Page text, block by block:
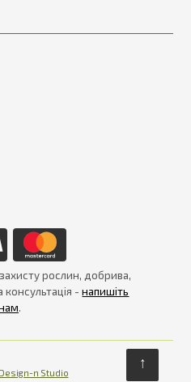
рослин, добрива,
консультація -напишіть
.
Design-n Studio
↑